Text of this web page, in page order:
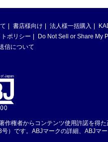
書店様向け 法人様一括購入
ポリシー
Do Not Sell or Share My
信について
作権者からコンテンツ使用許諾を得
）です。ABJマークの詳細、ABJマ